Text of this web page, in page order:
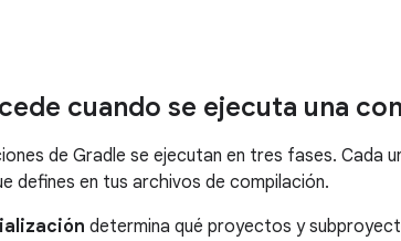
cuando se ejecuta una
de Gradle se ejecutan en tres fases. Cada
defines en tus archivos de compilación.
determina qué proyectos y